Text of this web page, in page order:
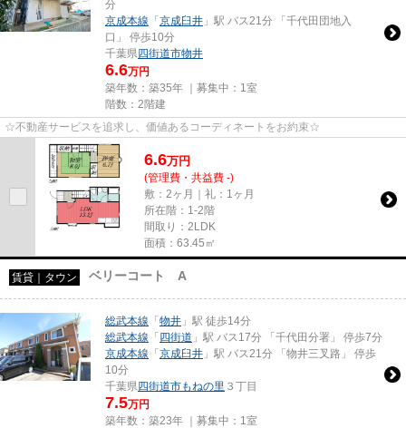
分
京成本線 「京成臼井 」駅 バス21分 「千代田団地入
口」 停歩10分
千葉県四街道市物井
6.6万円
築年数：築35年 ｜募集中： 1室
階数：2階建
☆不動産サービスを追求し、価値あるコーディネートをお約束☆
6.6万円
(管理費・共益費 -)
敷：2ヶ月｜礼：1ヶ月
所在階：1-2階
間取り：2LDK
面積：63.45㎡
賃貸｜タウン ベリーコート A
総武本線 「物井 」駅 徒歩14分
総武本線 「四街道 」駅 バス17分 「千代田分署」 停歩7分
京成本線 「京成臼井 」駅 バス21分 「物井三叉路」 停歩
10分
千葉県四街道市もねの里 ３丁目
7.5万円
築年数：築23年 ｜募集中： 1室